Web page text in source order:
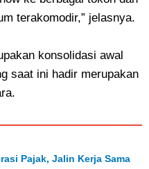
terakomodir,” jelasnya.
konsolidasi awal
saat ini hadir merupakan
Pajak, Jalin Kerja Sama